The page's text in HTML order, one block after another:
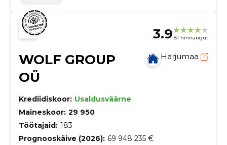
3.9 81 hinnangut
WOLF GROUP
OÜ
Harjumaa
Krediidiskoor: Usaldusväärne
Maineskoor: 29 950
Töötajaid: 183
Prognooskäive (2026): 69 948 235 €